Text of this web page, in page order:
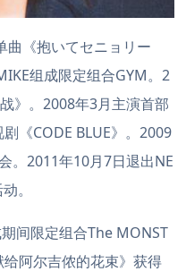
《抱いてセニョリー
组成限定组合GYM。2
》。2008年3月主演首部
《CODE BLUE》。2009
。2011年10月7日退出NE
。
间限定组合The MONST
阿尔吉侬的花束》获得